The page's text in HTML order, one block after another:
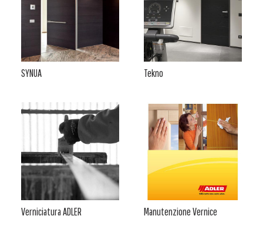
SYNUA Tekno
Verniciatura ADLER Manutenzione Vernice